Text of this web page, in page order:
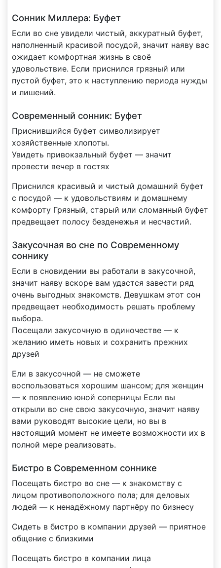
Сонник Миллера: Буфет
Если во сне увидели чистый, аккуратный буфет,
наполненный красивой посудой, значит наяву вас
ожидает комфортная жизнь в своё
удовольствие. Если приснился грязный или
пустой буфет, это к наступлению периода нужды
и лишений.
Современный сонник: Буфет
Приснившийся буфет символизирует
хозяйственные хлопоты.
Увидеть привокзальный буфет — значит
провести вечер в гостях
Приснился красивый и чистый домашний буфет
с посудой — к удовольствиям и домашнему
комфорту Грязный, старый или сломанный буфет
предвещает полосу безденежья и несчастий.
Закусочная во сне по Современному
соннику
Если в сновидении вы работали в закусочной,
значит наяву вскоре вам удастся завести ряд
очень выгодных знакомств. Девушкам этот сон
предвещает необходимость решать проблему
выбора.
Посещали закусочную в одиночестве — к
желанию иметь новых и сохранить прежних
друзей
Ели в закусочной — не сможете
воспользоваться хорошим шансом; для женщин
— к появлению юной соперницы Если вы
открыли во сне свою закусочную, значит наяву
вами руководят высокие цели, но вы в
настоящий момент не имеете возможности их в
полной мере реализовать.
Бистро в Современном соннике
Посещать бистро во сне — к знакомству с
лицом противоположного пола; для деловых
людей — к ненадёжному партнёру по бизнесу
Сидеть в бистро в компании друзей — приятное
общение с близкими
Посещать бистро в компании лица